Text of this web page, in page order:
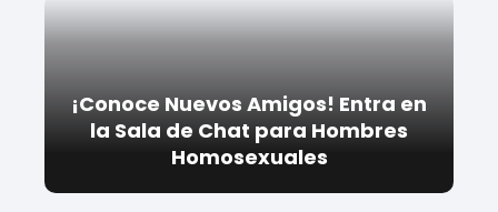
¡Conoce Nuevos Amigos! Entra en
la Sala de Chat para Hombres
Homosexuales